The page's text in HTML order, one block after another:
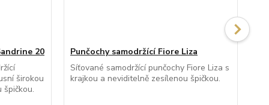
20
širokou
špičkou.
Punčochy samodržící Fiore Liza
Síťované samodržící punčochy Fiore Liza s
krajkou a neviditelně zesílenou špičkou.